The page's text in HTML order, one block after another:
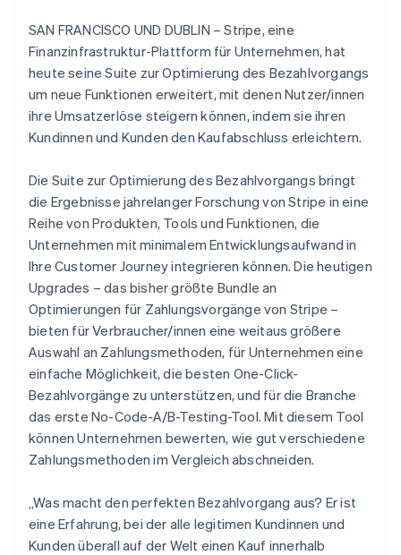
Atlas
Start-up-Gründung
Climate
CO₂-Entnahme
Identity
Online-Identitätsprüfung
Stripe-Sessions 2026
Erfahren Sie, wie Stripe Lösungen für die
Jetzt ansehen
Partner
Stripe App-Marktplatz
SAN FRANCISCO UND DUBLIN – Stripe, eine
Finanzinfrastruktur-Plattform für Unternehmen, hat
heute seine Suite zur Optimierung des Bezahlvorgangs
um neue Funktionen erweitert, mit denen Nutzer/innen
ihre Umsatzerlöse steigern können, indem sie ihren
Kundinnen und Kunden den Kaufabschluss erleichtern.
Die Suite zur Optimierung des Bezahlvorgangs bringt
die Ergebnisse jahrelanger Forschung von Stripe in eine
Reihe von Produkten, Tools und Funktionen, die
Unternehmen mit minimalem Entwicklungsaufwand in
Ihre Customer Journey integrieren können. Die heutigen
Upgrades – das bisher größte Bundle an
Optimierungen für Zahlungsvorgänge von Stripe –
bieten für Verbraucher/innen eine weitaus größere
Auswahl an Zahlungsmethoden, für Unternehmen eine
einfache Möglichkeit, die besten One-Click-
Bezahlvorgänge zu unterstützen, und für die Branche
das erste No-Code-A/B-Testing-Tool. Mit diesem Tool
können Unternehmen bewerten, wie gut verschiedene
Zahlungsmethoden im Vergleich abschneiden.
„Was macht den perfekten Bezahlvorgang aus? Er ist
eine Erfahrung, bei der alle legitimen Kundinnen und
Kunden überall auf der Welt einen Kauf innerhalb